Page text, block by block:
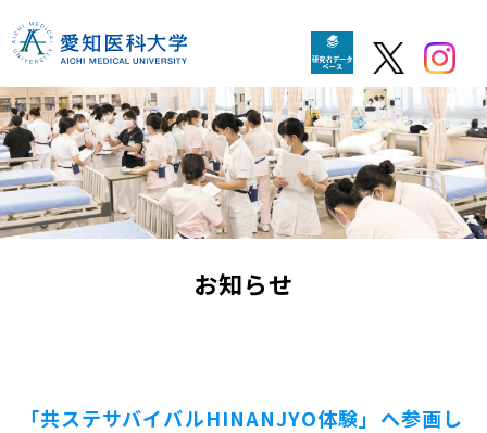
お知らせ
「共ステサバイバルHINANJYO体験」へ参画し